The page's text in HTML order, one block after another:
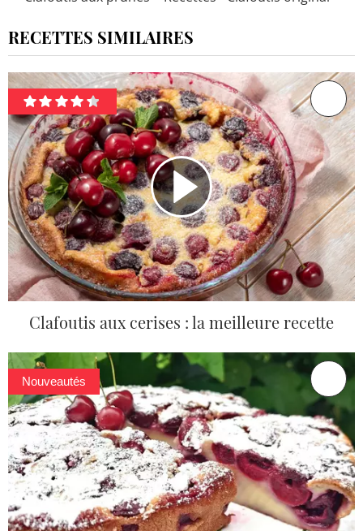
RECETTES SIMILAIRES
Clafoutis aux cerises : la meilleure recette
Nouveautés